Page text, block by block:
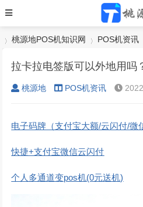
桃源地POS机知识网
›
POS机资讯
›
拉卡拉电签版可以外地用吗
桃源地 POS机资讯
电子码牌（支付宝大额/云闪付/微
快捷+支付宝微信云闪付
个人多通道变pos机(0元送机)